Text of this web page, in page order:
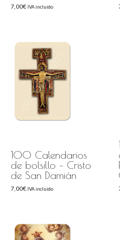
7,00€ IVA incluido
100 Calendarios
de bolsillo – Cristo
de San Damián
7,00€ IVA incluido